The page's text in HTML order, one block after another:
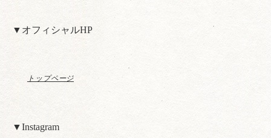
▼オフィシャルHP
トップページ
▼Instagram